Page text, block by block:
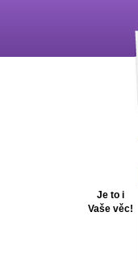
Je to i
Vaše věc!